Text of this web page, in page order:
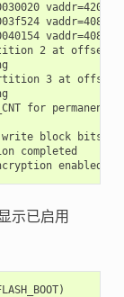
2 at offset
3 at offset
for permanent
write block bits
completed
示已启用